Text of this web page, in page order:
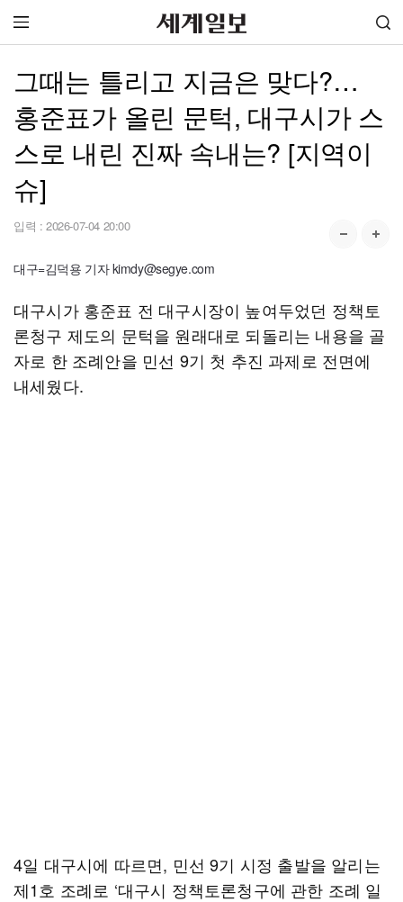
그때는 틀리고 지금은 맞다?…
홍준표가 올린 문턱, 대구시가 스
스로 내린 진짜 속내는? [지역이
슈]
입력 : 2026-07-04 20:00
대구=김덕용 기자 kimdy@segye.com
대구시가 홍준표 전 대구시장이 높여두었던 정책토
론청구 제도의 문턱을 원래대로 되돌리는 내용을 골
자로 한 조례안을 민선 9기 첫 추진 과제로 전면에
내세웠다.
4일 대구시에 따르면, 민선 9기 시정 출발을 알리는
제1호 조례로 ‘대구시 정책토론청구에 관한 조례 일